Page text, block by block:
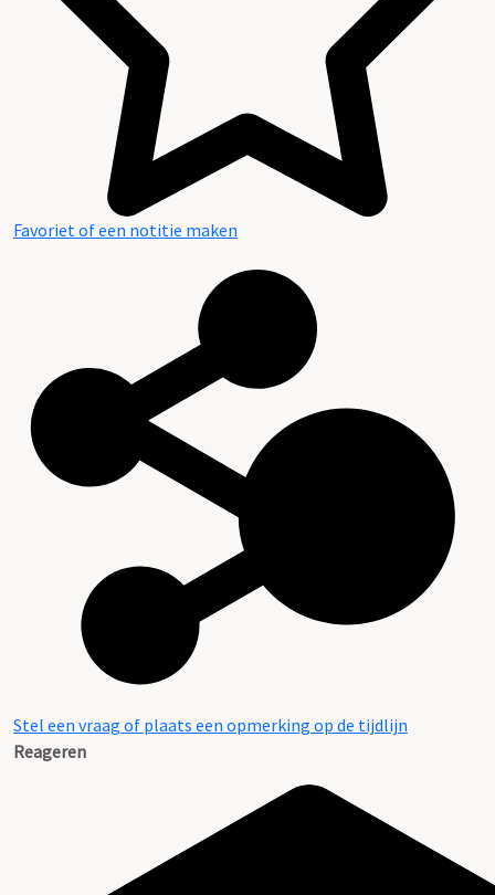
Aanwijzingen voor de gebruiker
Favoriet of een notitie maken
Stel een vraag of plaats een opmerking op de tijdlijn
Reageren